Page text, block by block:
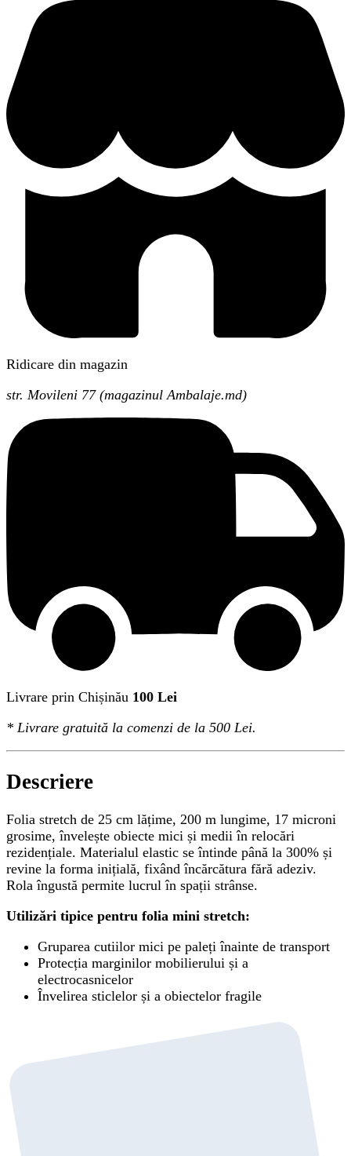
Ridicare din magazin
str. Movileni 77 (magazinul Ambalaje.md)
Livrare prin Chișinău 100 Lei
* Livrare gratuită la comenzi de la 500 Lei.
Descriere
Folia stretch de 25 cm lățime, 200 m lungime, 17 microni
grosime, învelește obiecte mici și medii în relocări
rezidențiale. Materialul elastic se întinde până la 300% și
revine la forma inițială, fixând încărcătura fără adeziv.
Rola îngustă permite lucrul în spații strânse.
Utilizări tipice pentru folia mini stretch:
Gruparea cutiilor mici pe paleți înainte de transport
Protecția marginilor mobilierului și a
electrocasnicelor
Învelirea sticlelor și a obiectelor fragile